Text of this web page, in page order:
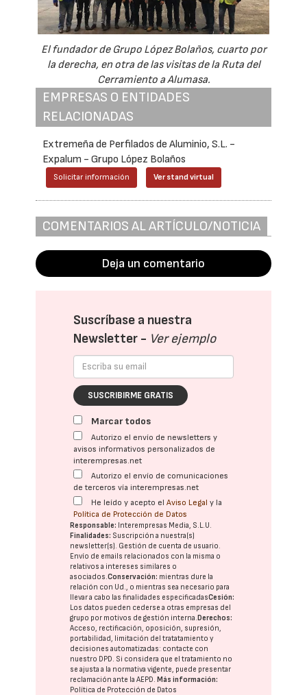
El fundador de Grupo López Bolaños, cuarto por
la derecha, en otra de las visitas de la Ruta del
Cerramiento a Alumasa.
EMPRESAS O ENTIDADES
RELACIONADAS
Extremeña de Perfilados de Aluminio, S.L. -
Expalum - Grupo López Bolaños
Solicitar información Ver stand virtual
COMENTARIOS AL ARTÍCULO/NOTICIA
Deja un comentario
Suscríbase a nuestra
Newsletter - Ver ejemplo
SUSCRIBIRME GRATIS
Marcar todos
Autorizo el envío de newsletters y
avisos informativos personalizados de
interempresas.net
Autorizo el envío de comunicaciones
de terceros vía interempresas.net
He leído y acepto elAviso Legal y la
Política de Protección de Datos
Responsable: Interempresas Media, S.L.U.
Finalidades: Suscripción a nuestra(s)
newsletter(s). Gestión de cuenta de usuario.
Envío de emails relacionados con la misma o
relativos a intereses similares o
asociados.Conservación: mientras dure la
relación con Ud., o mientras sea necesario para
llevar a cabo las finalidades especificadasCesión:
Los datos pueden cederse a otras empresas del
grupo por motivos de gestión interna.Derechos:
Acceso, rectificación, oposición, supresión,
portabilidad, limitación del tratatamiento y
decisiones automatizadas: contacte con
nuestro DPD. Si considera que el tratamiento no
se ajusta a la normativa vigente, puede presentar
reclamación ante laAEPD.Más información:
Política de Protección de Datos